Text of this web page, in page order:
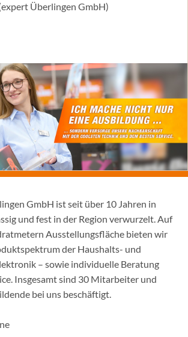
Überlingen GmbH)
GmbH ist seit über 10 Jahren in
und fest in der Region verwurzelt. Auf
Ausstellungsfläche bieten wir
der Haushalts- und
– sowie individuelle Beratung
Insgesamt sind 30 Mitarbeiter und
bei uns beschäftigt.